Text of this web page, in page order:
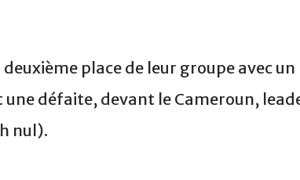
place de leur groupe avec un
défaite, devant le Cameroun,
nul).